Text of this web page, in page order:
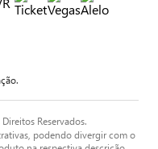
Reservados.
podendo divergir com o